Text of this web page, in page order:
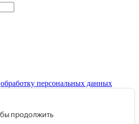
обработку персональных данных